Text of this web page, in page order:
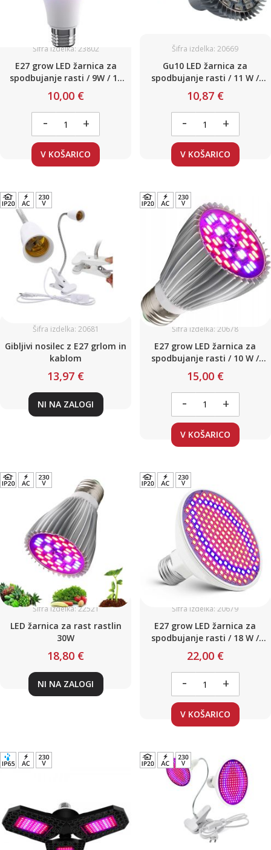
Šifra izdelka: 23802
E27 grow LED žarnica za
spodbujanje rasti / 9W / 11
LED 230V
10,00 €
- +
V KOŠARICO
Šifra izdelka: 20669
Gu10 LED žarnica za
spodbujanje rasti / 11 W /
Poln spekter 380-840nm
GROW / 230 V
10,87 €
- +
V KOŠARICO
Šifra izdelka: 20681
Gibljivi nosilec z E27 grlom in
kablom
13,97 €
NI NA ZALOGI
Šifra izdelka: 20678
E27 grow LED žarnica za
spodbujanje rasti / 10 W /
Poln spekter / 230 V
15,00 €
- +
V KOŠARICO
Šifra izdelka: 22521
LED žarnica za rast rastlin
30W
18,80 €
NI NA ZALOGI
Šifra izdelka: 20679
E27 grow LED žarnica za
spodbujanje rasti / 18 W /
rdeče-modre / 230 V
22,00 €
- +
V KOŠARICO